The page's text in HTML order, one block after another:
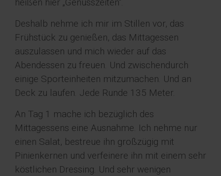
heißen hier „Genusszeiten“.
Deshalb nehme ich mir im Stillen vor, das
Frühstück zu genießen, das Mittagessen
auszulassen und mich wieder auf das
Abendessen zu freuen. Und zwischendurch
einige Sporteinheiten mitzumachen. Und an
Deck zu laufen. Jede Runde 135 Meter.
An Tag 1 mache ich bezüglich des
Mittagessens eine Ausnahme. Ich nehme nur
einen Salat, bestreue ihn großzügig mit
Pinienkernen und verfeinere ihn mit einem sehr
köstlichen Dressing. Und sehr wenigen